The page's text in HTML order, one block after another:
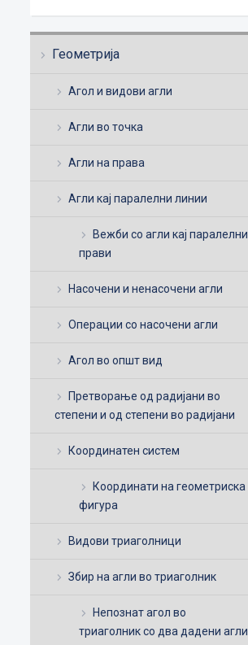
Геометрија
Агол и видови агли
Агли во точка
Агли на права
Агли кај паралелни линии
Вежби со агли кај паралелни
прави
Насочени и ненасочени агли
Операции со насочени агли
Агол во општ вид
Претворање од радијани во
степени и од степени во радијани
Координатен систем
Координати на геометриска
фигура
Видови триаголници
Збир на агли во триаголник
Непознат агол во
триаголник со два дадени агли